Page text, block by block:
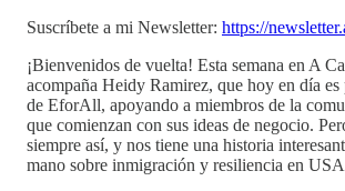
Suscríbete a mi Newsletter: https://
¡Bienvenidos de vuelta! Esta semana en A
acompaña Heidy Ramirez, que hoy en día es
de EforAll, apoyando a miembros de la
que comienzan con sus ideas de negocio.
siempre así, y nos tiene una historia
mano sobre inmigración y resiliencia en